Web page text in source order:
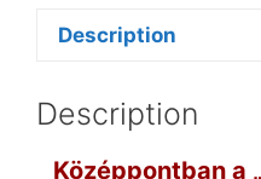
Description
Description
Középpontban a